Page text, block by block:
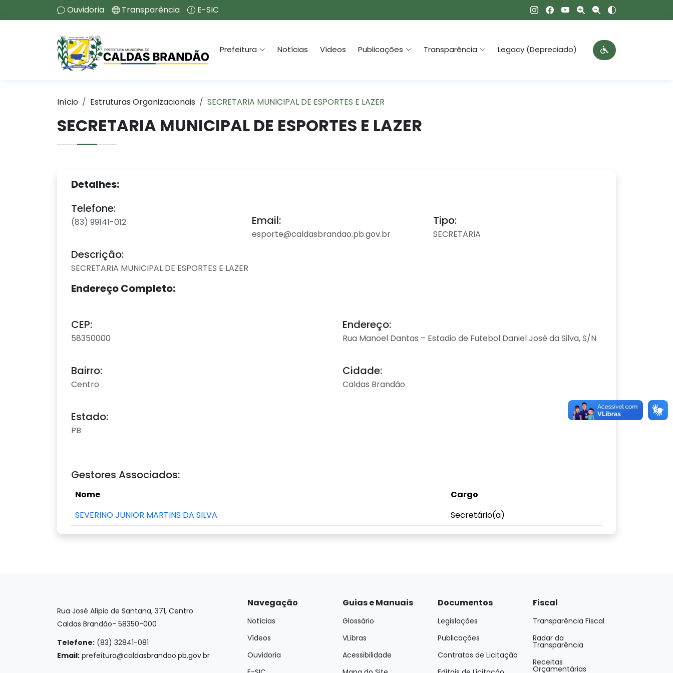
Ouvidoria Transparência E-SIC
Prefeitura Notícias Vídeos Publicações Transparência Legacy (Depreciado)
Início Estruturas Organizacionais SECRETARIA MUNICIPAL DE ESPORTES E LAZER
SECRETARIA MUNICIPAL DE ESPORTES E LAZER
Detalhes:
Telefone:
(83) 99141-012 Email:
esporte@caldasbrandao.pb.gov.br
Tipo:
SECRETARIA
Descrição:
SECRETARIA MUNICIPAL DE ESPORTES E LAZER
Endereço Completo:
CEP:
58350000
Endereço:
Rua Manoel Dantas – Estadio de Futebol Daniel José da Silva, S/N
Bairro:
Centro
Cidade:
Caldas Brandão
Estado:
PB
Gestores Associados:
Nome
Cargo
SEVERINO JUNIOR MARTINS DA SILVA
Secretário(a)
Rua José Alípio de Santana, 371, Centro
Caldas Brandão- 58350-000
Telefone: (83) 32841-081
Email: prefeitura@caldasbrandao.pb.gov.br
Navegação
Notícias
Vídeos
Ouvidoria
Guias e Manuais
Glossário
VLibras
Acessibilidade
Documentos
Legislações
Publicações
Contratos de Licitação
Fiscal
Transparência Fiscal
Radar da
Transparência
Receitas
Orçamentárias